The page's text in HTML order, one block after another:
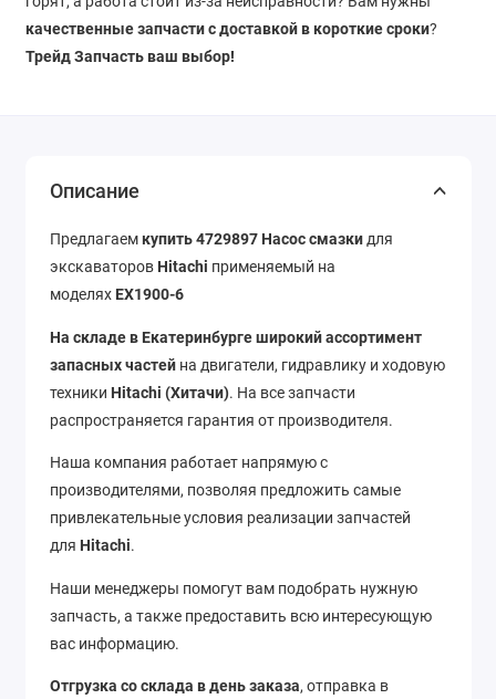
качественные запчасти с доставкой в короткие сроки?
Трейд Запчасть ваш выбор!
Описание
Предлагаем купить 4729897 Насос смазки для
экскаваторов Hitachi применяемый на
моделях EX1900-6
На складе в Екатеринбурге широкий ассортимент
запасных частей на двигатели, гидравлику и ходовую
техники Hitachi (Хитачи). На все запчасти
распространяется гарантия от производителя.
Наша компания работает напрямую с
производителями, позволяя предложить самые
привлекательные условия реализации запчастей
для Hitachi.
Наши менеджеры помогут вам подобрать нужную
запчасть, а также предоставить всю интересующую
вас информацию.
Отгрузка со склада в день заказа, отправка в